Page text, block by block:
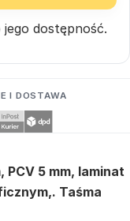
jego dostępność.
I DOSTAWA
5 mm, laminat
Taśma